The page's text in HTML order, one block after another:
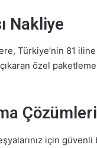
Nakliye
Türkiye’nin 81
özel
Çözümleri
için